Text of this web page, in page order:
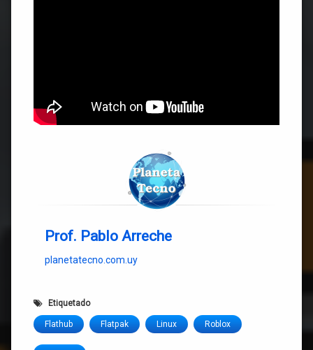
Prof. Pablo Arreche
planetatecno.com.uy
Etiquetado
Flathub Flatpak Linux Roblox